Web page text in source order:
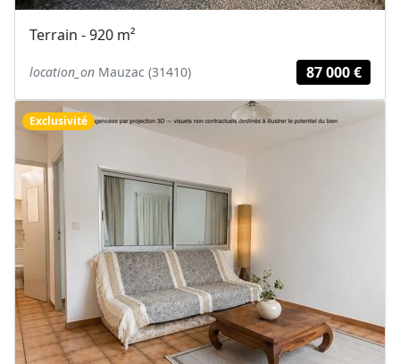
Terrain - 920 m²
location_on Mauzac (31410) 87 000 €
Exclusivité